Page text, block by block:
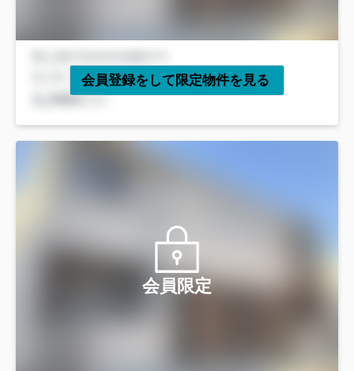
会員登録をして限定物件を見る
会員限定